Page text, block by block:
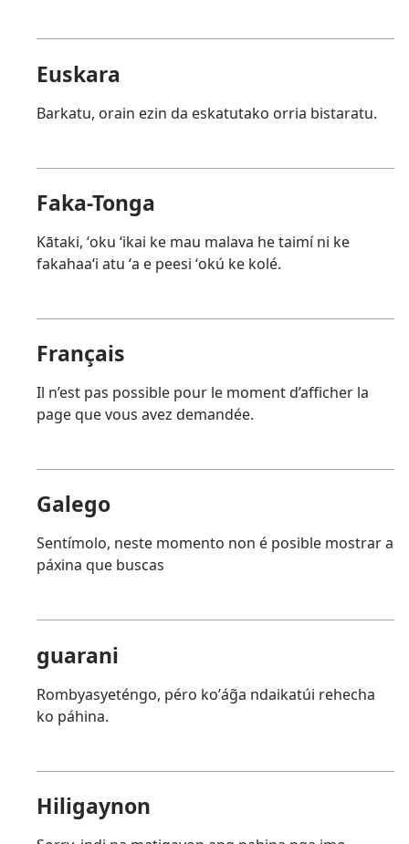
Euskara
Barkatu, orain ezin da eskatutako orria bistaratu.
Faka-Tonga
Kātaki, ʻoku ʻikai ke mau malava he taimí ni ke
fakahaaʻi atu ʻa e peesi ʻokú ke kolé.
Français
Il n’est pas possible pour le moment d’afficher la
page que vous avez demandée.
Galego
Sentímolo, neste momento non é posible mostrar a
páxina que buscas
guarani
Rombyasyeténgo, péro koʼág̃a ndaikatúi rehecha
ko páhina.
Hiligaynon